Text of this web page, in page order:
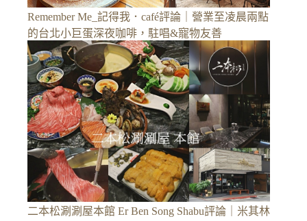
Remember Me_記得我．café評論｜營業至凌晨兩點
的台北小巨蛋深夜咖啡，駐唱&寵物友善
二本松涮涮屋本館 Er Ben Song Shabu評論｜米其林